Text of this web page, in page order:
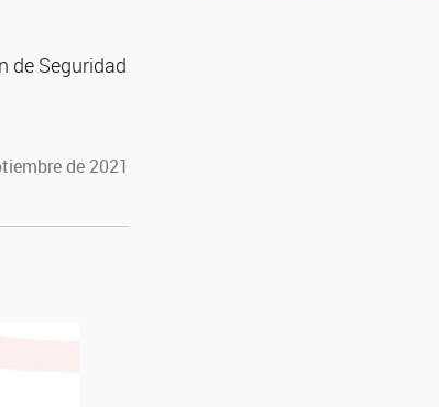
de Seguridad
de 2021